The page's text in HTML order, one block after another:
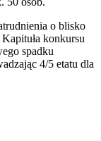
o blisko
konkursu
spadku
4/5 etatu dla